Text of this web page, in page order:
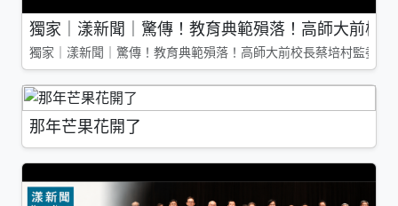
獨家｜漾新聞｜驚傳！教育典範殞落！高師大前校
獨家｜漾新聞｜驚傳！教育典範殞落！高師大前校長蔡培村監委
那年芒果花開了